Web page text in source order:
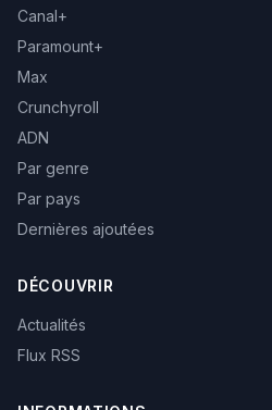
Canal+
Paramount+
Max
Crunchyroll
ADN
Par genre
Par pays
Dernières ajoutées
DÉCOUVRIR
Actualités
Flux RSS